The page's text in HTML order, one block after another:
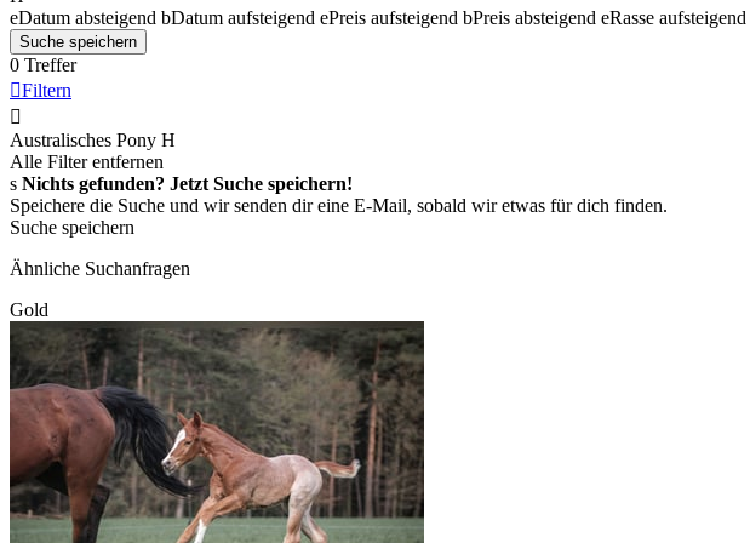
eDatum absteigend bDatum aufsteigend ePreis aufsteigend bPreis absteigend eRasse aufsteigend
Suche speichern
0 Treffer
Filtern

Australisches Pony H
Alle Filter entfernen
s Nichts gefunden? Jetzt Suche speichern!
Speichere die Suche und wir senden dir eine E-Mail, sobald wir etwas für dich finden.
Suche speichern
Ähnliche Suchanfragen
Gold